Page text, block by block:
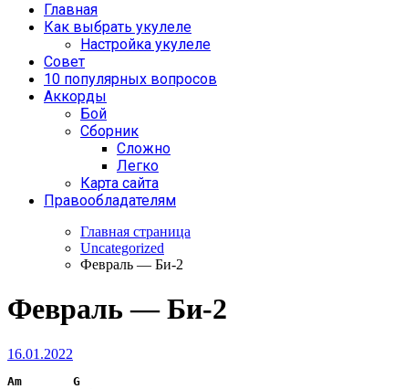
Главная
Как выбрать укулеле
Настройка укулеле
Совет
10 популярных вопросов
Аккорды
Бой
Сборник
Сложно
Легко
Карта сайта
Правообладателям
Главная страница
Uncategorized
Февраль — Би-2
Февраль — Би-2
16.01.2022
Am
G